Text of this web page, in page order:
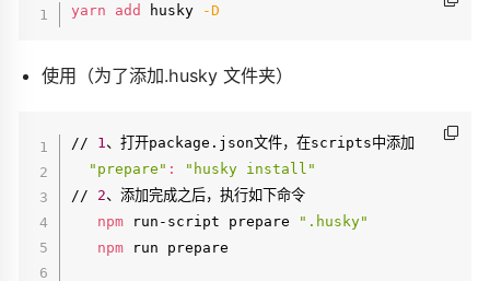
yarn add husky -D
使用（为了添加.husky 文件夹）
// 1、打开package.json文件，在scripts中添加
"prepare" :
"husky install"
// 2、添加完成之后，执行如下命令
npm run-script prepare
".husky"
npm run prepare